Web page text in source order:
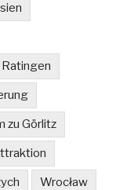
zu Görlitz
Wrocław